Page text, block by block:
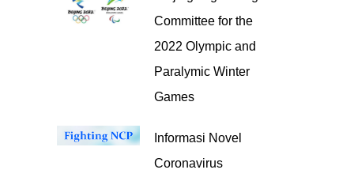
Committee for the
2022 Olympic and
Paralymic Winter
Games
Informasi Novel
Coronavirus